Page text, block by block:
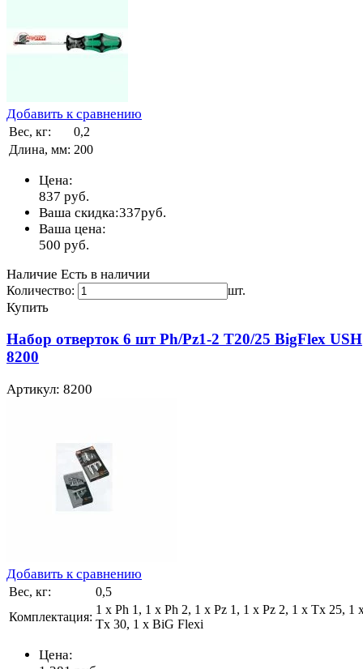
Добавить к сравнению
Вес, кг:
0,2
Длина, мм: 200
Цена:
837 руб.
Ваша скидка:337руб.
Ваша цена:
500 руб.
Наличие Есть в наличии
Количество: шт.
Купить
Набор отверток 6 шт Ph/Pz1-2 T20/25 BigFlex USH
8200
Артикул: 8200
Добавить к сравнению
Вес, кг:
0,5
Комплектация:
1 x Ph 1, 1 x Ph 2, 1 x Pz 1, 1 x Pz 2, 1 x Tx 25, 1
Tx 30, 1 x BiG Flexi
Цена: